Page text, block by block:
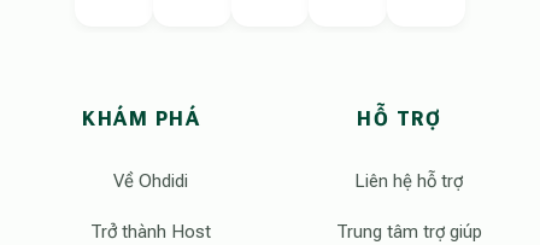
KHÁM PHÁ
Về Ohdidi
Trở thành Host
HỖ TRỢ
Liên hệ hỗ trợ
Trung tâm trợ giúp